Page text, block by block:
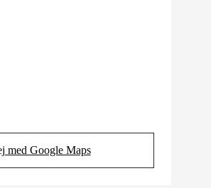
med Google Maps
(Opens in new tab)